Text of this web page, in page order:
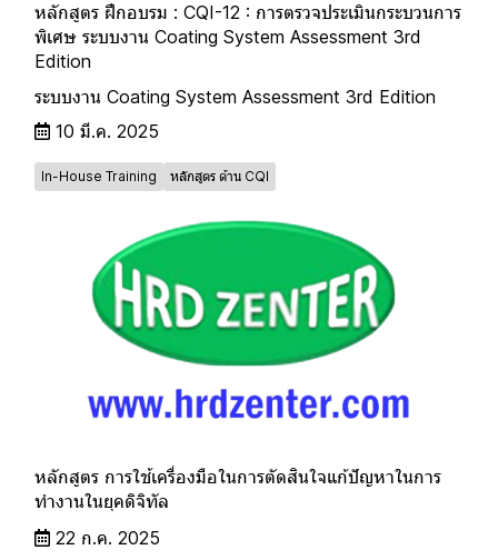
หลักสูตร ฝึกอบรม : CQI-12 : การตรวจประเมินกระบวนการ
พิเศษ ระบบงาน Coating System Assessment 3rd
Edition
ระบบงาน Coating System Assessment 3rd Edition
10 มี.ค. 2025
In-House Training หลักสูตร ด้าน CQI
หลักสูตร การใช้เครื่องมือในการตัดสินใจแก้ปัญหาในการ
ทำงานในยุคดิจิทัล
22 ก.ค. 2025